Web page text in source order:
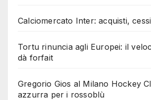
Calciomercato Inter: acquisti,
Tortu rinuncia agli Europei: il
dà forfait
Gregorio Gios al Milano Hockey
azzurra per i rossoblù